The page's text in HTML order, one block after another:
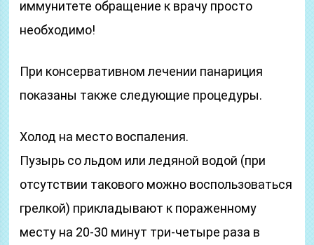
иммунитете обращение к врачу просто
необходимо!
При консервативном лечении панариция
показаны также следующие процедуры.
Холод на место воспаления.
Пузырь со льдом или ледяной водой (при
отсутствии такового можно воспользоваться
грелкой) прикладывают к пораженному
месту на 20-30 минут три-четыре раза в